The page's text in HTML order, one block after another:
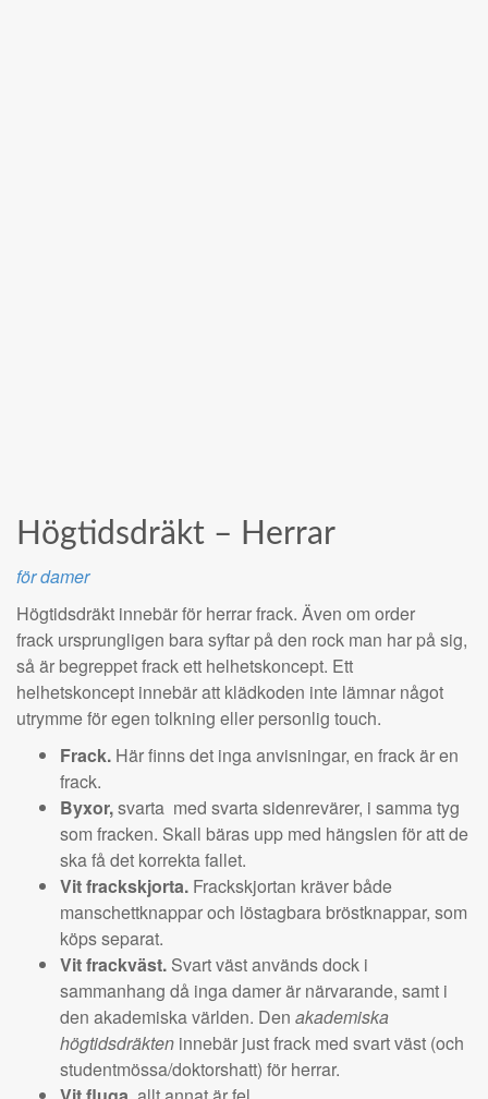
Högtidsdräkt – Herrar
för damer
Högtidsdräkt innebär för herrar frack. Även om order
frack ursprungligen bara syftar på den rock man har på sig,
så är begreppet frack ett helhetskoncept. Ett
helhetskoncept innebär att klädkoden inte lämnar något
utrymme för egen tolkning eller personlig touch.
Frack. Här finns det inga anvisningar, en frack är en
frack.
Byxor,svarta med svarta sidenrevärer, i samma tyg
som fracken. Skall bäras upp med hängslen för att de
ska få det korrekta fallet.
Vit frackskjorta. Frackskjortan kräver både
manschettknappar och löstagbara bröstknappar, som
köps separat.
Vit frackväst. Svart väst används dock i
sammanhang då inga damer är närvarande, samt i
den akademiska världen. Den akademiska
högtidsdräkten innebär just frack med svart väst (och
studentmössa/doktorshatt) för herrar.